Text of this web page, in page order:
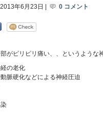
2013年6月23日 | 0 コメント
がピリピリ痛い、、というような
の老化
脈硬化などによる神経圧迫